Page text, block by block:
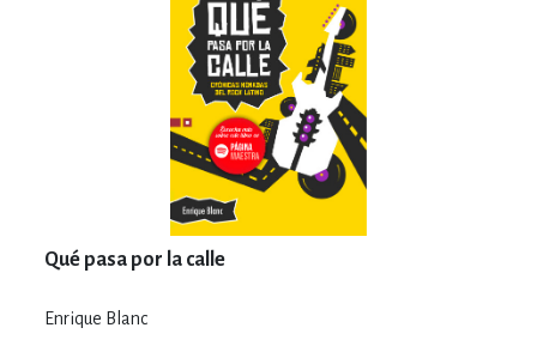
Qué pasa por la calle
Enrique Blanc